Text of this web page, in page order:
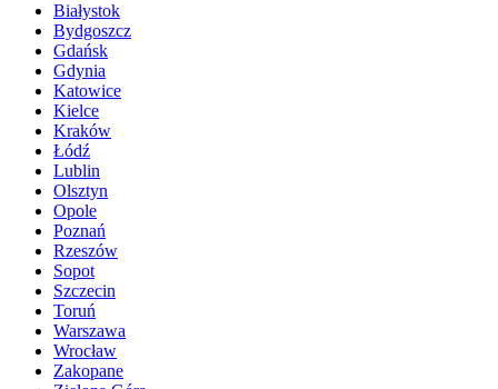
Białystok
Bydgoszcz
Gdańsk
Gdynia
Katowice
Kielce
Kraków
Łódź
Lublin
Olsztyn
Opole
Poznań
Rzeszów
Sopot
Szczecin
Toruń
Warszawa
Wrocław
Zakopane